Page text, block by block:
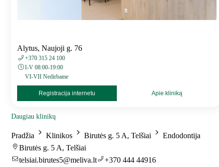
Alytus, Naujoji g. 76
+370 315 24 100
I-V 08:00-19:00
VI-VII Nedirbame
Registracija internetu Apie kliniką
Daugiau klinikų
Pradžia Klinikos Birutės g. 5 A, Telšiai
Endodontija
Birutės g. 5 A, Telšiai
telsiai.birutes5@meliva.lt
+370 444 44916